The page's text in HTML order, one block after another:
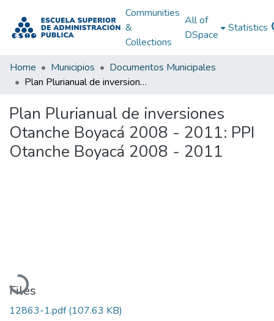
Communities
&
Collections
All of
DSpace
Statistics
Home Municipios
Documentos Municipales
Plan Plurianual de inversiones Otanche Boyacá 2008 - 2011: PPI Otanche Boyacá 2008 - 2011
Plan Plurianual de inversiones
Otanche Boyacá 2008 - 2011: PPI
Otanche Boyacá 2008 - 2011
Loading...
Files
12863-1.pdf(107.63 KB)